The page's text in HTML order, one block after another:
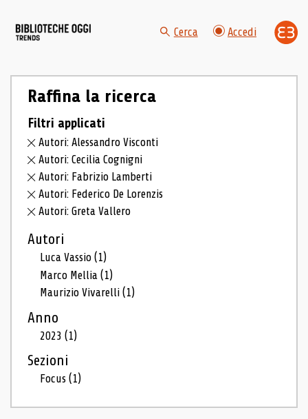
Cerca Accedi
Raffina la ricerca
Filtri applicati
Autori: Alessandro Visconti
Autori: Cecilia Cognigni
Autori: Fabrizio Lamberti
Autori: Federico De Lorenzis
Autori: Greta Vallero
Autori
Luca Vassio(1)
Marco Mellia(1)
Maurizio Vivarelli(1)
Anno
2023(1)
Sezioni
Focus(1)